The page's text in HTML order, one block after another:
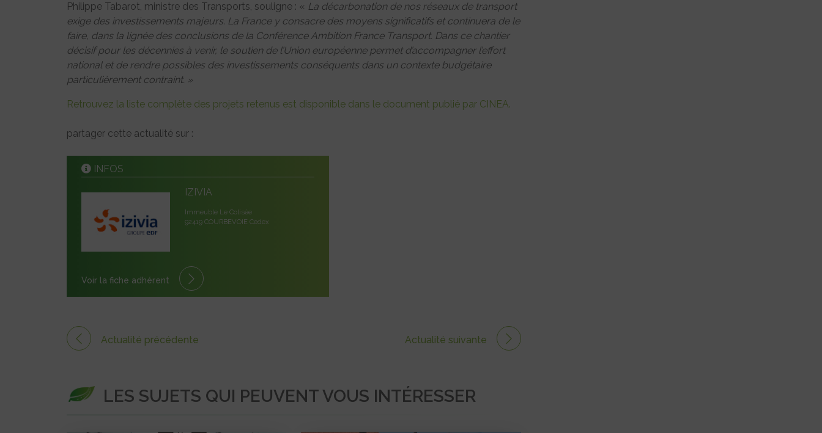
Philippe Tabarot, ministre des Transports, souligne : « La décarbonation de nos réseaux de transport
exige des investissements majeurs. La France y consacre des moyens significatifs et continuera de le
faire, dans la lignée des conclusions de la Conférence Ambition France Transport. Dans ce chantier
décisif pour les décennies à venir, le soutien de l’Union européenne permet d’accompagner l’effort
national et de rendre possibles des investissements conséquents dans un contexte budgétaire
particulièrement contraint. »
Retrouvez la liste complète des projets retenus est disponible dans le document publié par CINEA.
partager cette actualité sur :
INFOS
IZIVIA
Immeuble Le Colisée
92419 COURBEVOIE Cedex
Voir la fiche adhérent
Actualité précédente Actualité suivante
LES SUJETS QUI PEUVENT VOUS INTÉRESSER